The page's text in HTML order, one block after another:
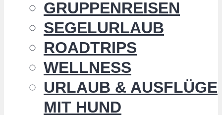
GRUPPENREISEN
SEGELURLAUB
ROADTRIPS
WELLNESS
URLAUB & AUSFLÜGE
MIT HUND